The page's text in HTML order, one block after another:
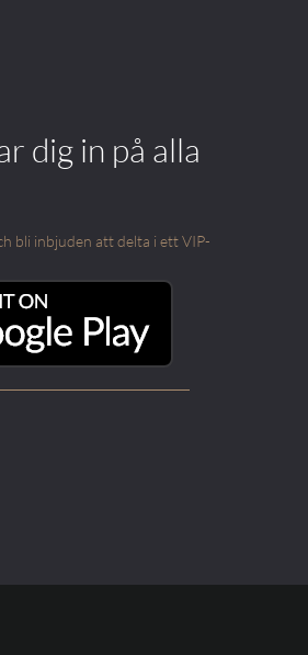
dig in på alla
bli inbjuden att delta i ett VIP-